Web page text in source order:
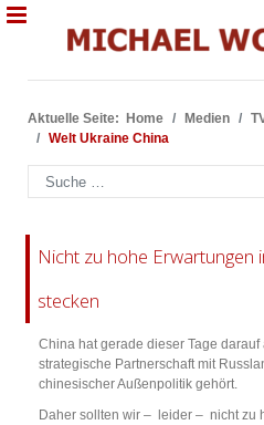
Aktuelle Seite: Home Medien
Welt Ukraine China
Suchen
Nicht zu hohe Erwartungen
stecken
China hat gerade dieser Tage
strategische Partnerschaft mit
chinesischer Außenpolitik gehört.
Daher sollten wir – leider – nicht zu